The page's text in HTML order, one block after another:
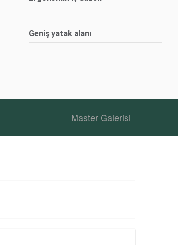
Geniş yatak alanı
Master Galerisi